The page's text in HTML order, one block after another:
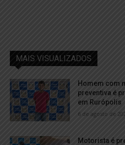
MAIS VISUALIZADOS
Homem com
preventiva é
em Rurópolis
6 de agosto de
Motorista é